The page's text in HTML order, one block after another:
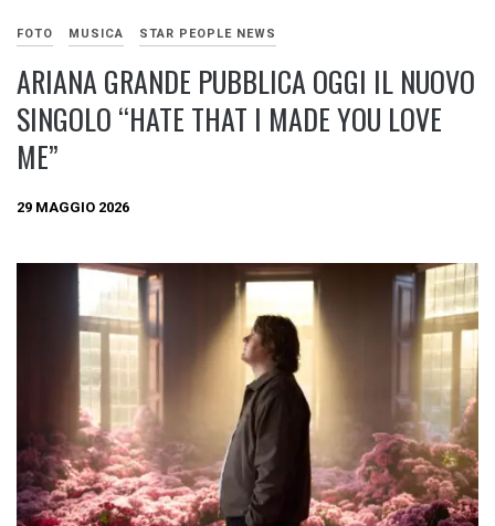
FOTO MUSICA STAR PEOPLE NEWS
ARIANA GRANDE PUBBLICA OGGI IL NUOVO
SINGOLO “HATE THAT I MADE YOU LOVE
ME”
29 MAGGIO 2026